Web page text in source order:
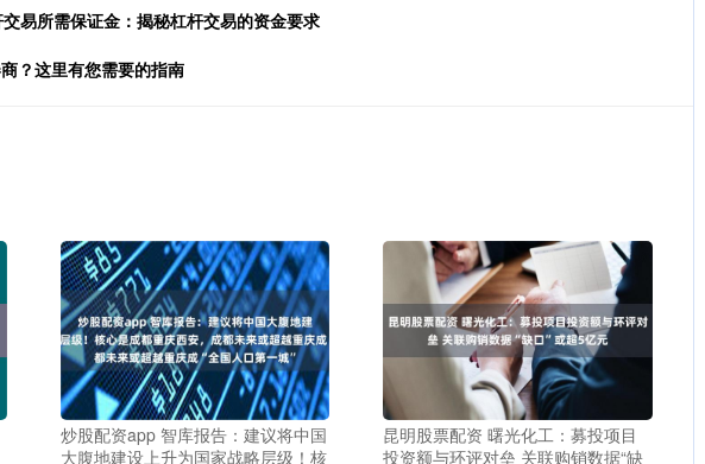
易所需保证金：揭秘杠杆交易的资金要求
？这里有您需要的指南
炒股配资app 智库报告：建议将中国
大腹地建设上升为国家战略层级！核
昆明股票配资 曙光化工：募投项目
投资额与环评对垒 关联购销数据“缺